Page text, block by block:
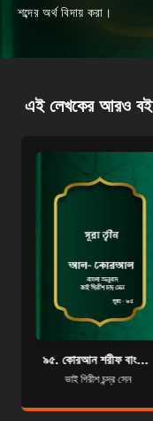
শব্দের অর্থ বিদায় করা।
এই লেখকের আরও বই
৯৫. কোরআন শরীফ বাংলা অনুবাদ - সূরা ত্বীন
ভাই গিরীশ চন্দ্র সেন